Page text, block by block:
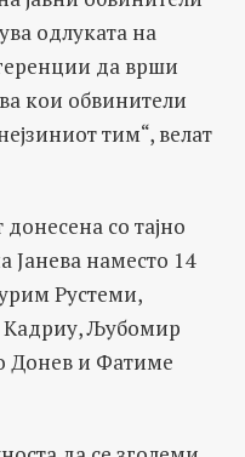
одлуката на
да врши
кои обвинители
тим“, велат
со тајно
Јанева наместо 14
Рустеми,
Кадриу, Љубомир
Донев и Фатиме